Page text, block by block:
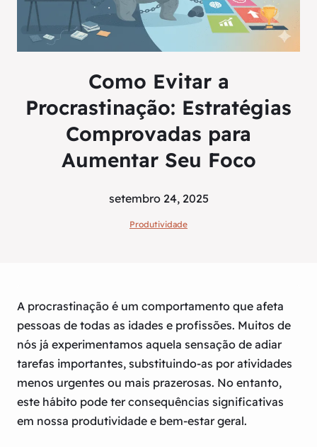
Como Evitar a
Procrastinação: Estratégias
Comprovadas para
Aumentar Seu Foco
setembro 24, 2025
Produtividade
A procrastinação é um comportamento que afeta
pessoas de todas as idades e profissões. Muitos de
nós já experimentamos aquela sensação de adiar
tarefas importantes, substituindo-as por atividades
menos urgentes ou mais prazerosas. No entanto,
este hábito pode ter consequências significativas
em nossa produtividade e bem-estar geral.